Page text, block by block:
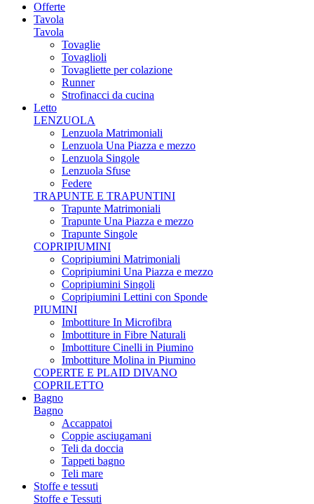
Offerte
Tavola
Tavola
Tovaglie
Tovaglioli
Tovagliette per colazione
Runner
Strofinacci da cucina
Letto
LENZUOLA
Lenzuola Matrimoniali
Lenzuola Una Piazza e mezzo
Lenzuola Singole
Lenzuola Sfuse
Federe
TRAPUNTE E TRAPUNTINI
Trapunte Matrimoniali
Trapunte Una Piazza e mezzo
Trapunte Singole
COPRIPIUMINI
Copripiumini Matrimoniali
Copripiumini Una Piazza e mezzo
Copripiumini Singoli
Copripiumini Lettini con Sponde
PIUMINI
Imbottiture In Microfibra
Imbottiture in Fibre Naturali
Imbottiture Cinelli in Piumino
Imbottiture Molina in Piumino
COPERTE E PLAID DIVANO
COPRILETTO
Bagno
Bagno
Accappatoi
Coppie asciugamani
Teli da doccia
Tappeti bagno
Teli mare
Stoffe e tessuti
Stoffe e Tessuti